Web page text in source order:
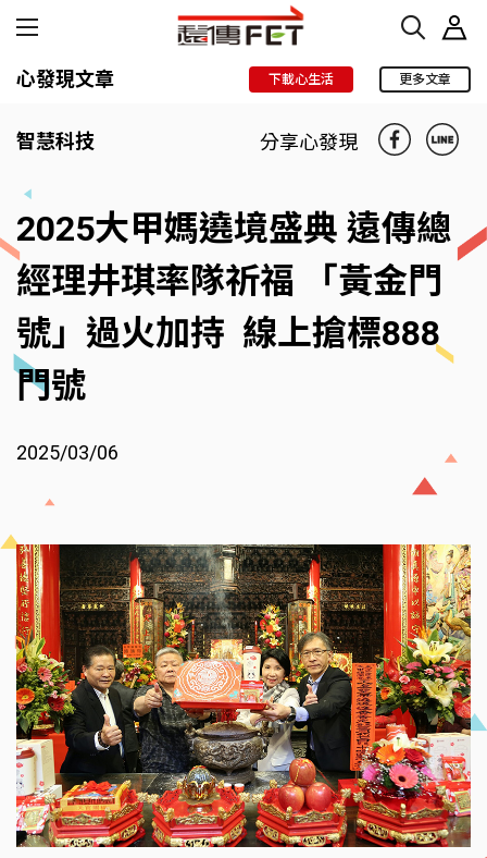
心發現文章 下載心生活 更多文章
智慧科技 分享心發現
2025大甲媽遶境盛典 遠傳總
經理井琪率隊祈福 「黃金門
號」過火加持 線上搶標888
門號
2025/03/06